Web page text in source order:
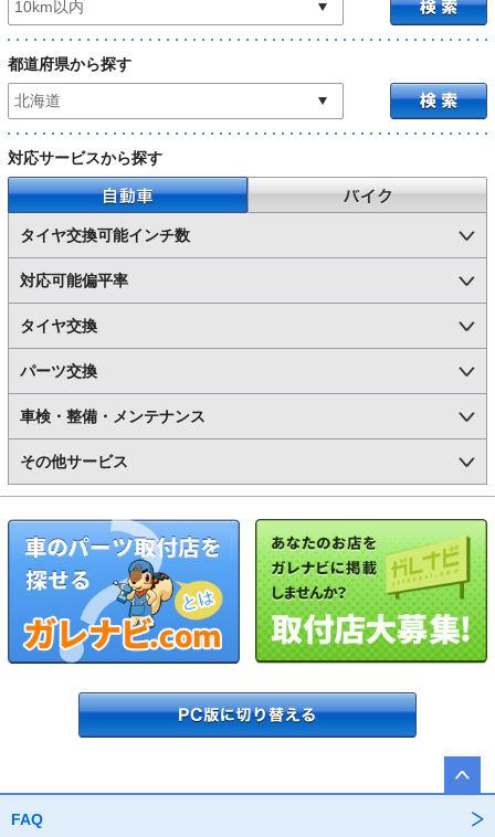
都道府県から探す
対応サービスから探す
自動車
バイク
タイヤ交換可能インチ数
対応可能偏平率
タイヤ交換
パーツ交換
車検・整備・メンテナンス
その他サービス
FAQ